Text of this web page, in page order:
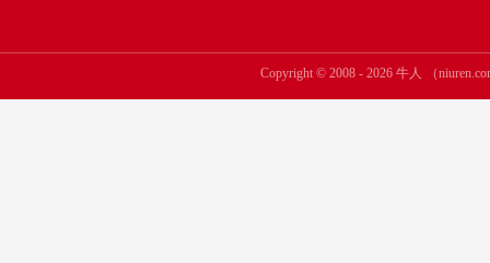
Copyright © 2008 - 2026 牛人 （